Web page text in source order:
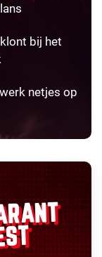
bij het
netjes op